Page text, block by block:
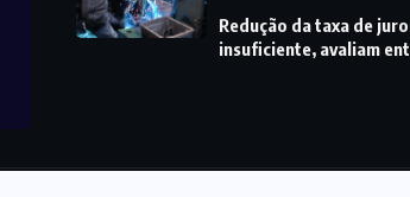
Redução da taxa de
insuficiente, avaliam